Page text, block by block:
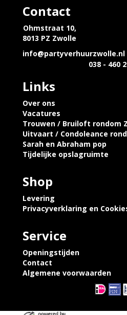
Contact
Ohmstraat 10,
8013 PZ Zwolle
info@partyverhuurzwolle.nl
038 - 460
Links
Over ons
Vacatures
Trouwen / Bruiloft rondom
Uitvaart / Condoleance
Sarah en Abraham pop
Tijdelijke opslagruimte
Shop
Levering
Privacyverklaring en
Service
Openingstijden
Contact
Algemene voorwaarden